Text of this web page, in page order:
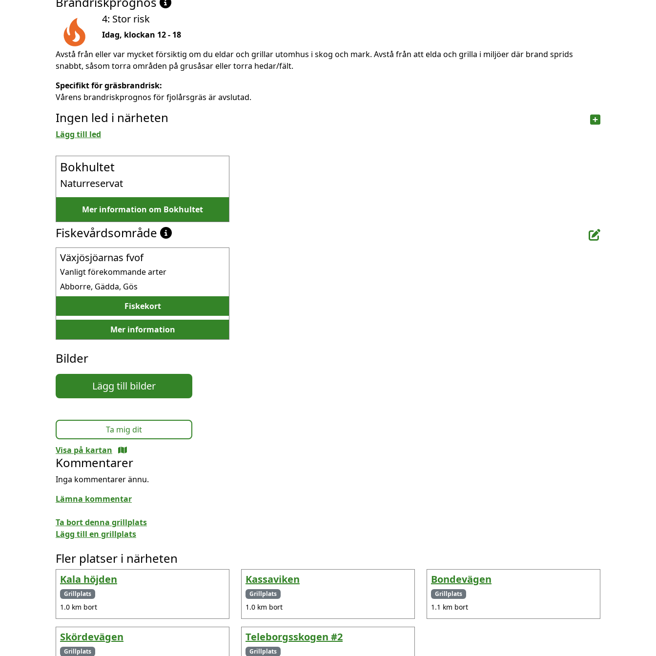
4: Stor risk
Idag, klockan 12 - 18
Avstå från eller var mycket försiktig om du eldar och grillar utomhus i skog och mark. Avstå från att elda och grilla i miljöer där brand sprids
snabbt, såsom torra områden på grusåsar eller torra hedar/fält.
Specifikt för gräsbrandrisk:
Vårens brandriskprognos för fjolårsgräs är avslutad.
Ingen led i närheten
Lägg till led
Bokhultet
Naturreservat
Mer information om Bokhultet
Fiskevårdsområde
Växjösjöarnas fvof
Vanligt förekommande arter
Abborre, Gädda, Gös
Fiskekort
Mer information
Bilder
Lägg till bilder
Ta mig dit
Visa på kartan
Kommentarer
Inga kommentarer ännu.
Lämna kommentar
Ta bort denna grillplats
Lägg till en grillplats
Fler platser i närheten
Kala höjden
Grillplats
1.0 km bort
Kassaviken
Grillplats
1.0 km bort
Bondevägen
Grillplats
1.1 km bort
Skördevägen
Grillplats
Teleborgsskogen #2
Grillplats